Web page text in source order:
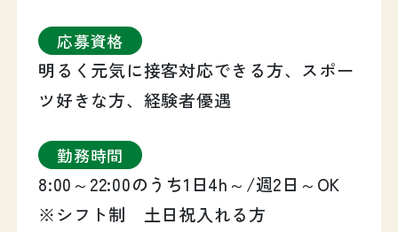
応募資格
明るく元気に接客対応できる方、スポー
ツ好きな方、経験者優遇
勤務時間
8:00～22:00のうち1日4h～/週2日～OK
※シフト制 土日祝入れる方